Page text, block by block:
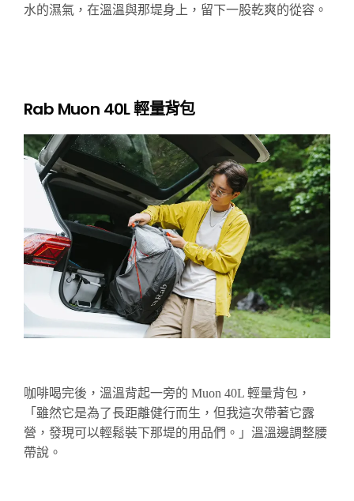
水的濕氣，在溫溫與那堤身上，留下一股乾爽的從容。
Rab Muon 40L 輕量背包
咖啡喝完後，溫溫背起一旁的 Muon 40L 輕量背包，
「雖然它是為了長距離健行而生，但我這次帶著它露
營，發現可以輕鬆裝下那堤的用品們。」溫溫邊調整腰
帶說。